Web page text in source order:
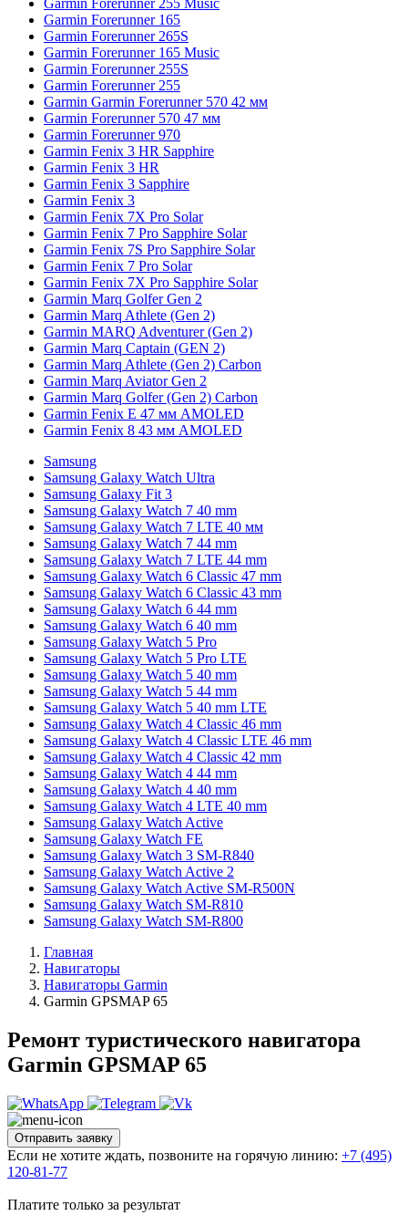
Garmin Forerunner 255 Music
Garmin Forerunner 165
Garmin Forerunner 265S
Garmin Forerunner 165 Music
Garmin Forerunner 255S
Garmin Forerunner 255
Garmin Garmin Forerunner 570 42 мм
Garmin Forerunner 570 47 мм
Garmin Forerunner 970
Garmin Fenix 3 HR Sapphire
Garmin Fenix 3 HR
Garmin Fenix 3 Sapphire
Garmin Fenix 3
Garmin Fenix 7X Pro Solar
Garmin Fenix 7 Pro Sapphire Solar
Garmin Fenix 7S Pro Sapphire Solar
Garmin Fenix 7 Pro Solar
Garmin Fenix 7X Pro Sapphire Solar
Garmin Marq Golfer Gen 2
Garmin Marq Athlete (Gen 2)
Garmin MARQ Adventurer (Gen 2)
Garmin Marq Captain (GEN 2)
Garmin Marq Athlete (Gen 2) Carbon
Garmin Marq Aviator Gen 2
Garmin Marq Golfer (Gen 2) Carbon
Garmin Fenix E 47 мм AMOLED
Garmin Fenix 8 43 мм AMOLED
Samsung
Samsung Galaxy Watch Ultra
Samsung Galaxy Fit 3
Samsung Galaxy Watch 7 40 mm
Samsung Galaxy Watch 7 LTE 40 мм
Samsung Galaxy Watch 7 44 mm
Samsung Galaxy Watch 7 LTE 44 mm
Samsung Galaxy Watch 6 Classic 47 mm
Samsung Galaxy Watch 6 Classic 43 mm
Samsung Galaxy Watch 6 44 mm
Samsung Galaxy Watch 6 40 mm
Samsung Galaxy Watch 5 Pro
Samsung Galaxy Watch 5 Pro LTE
Samsung Galaxy Watch 5 40 mm
Samsung Galaxy Watch 5 44 mm
Samsung Galaxy Watch 5 40 mm LTE
Samsung Galaxy Watch 4 Classic 46 mm
Samsung Galaxy Watch 4 Classic LTE 46 mm
Samsung Galaxy Watch 4 Classic 42 mm
Samsung Galaxy Watch 4 44 mm
Samsung Galaxy Watch 4 40 mm
Samsung Galaxy Watch 4 LTE 40 mm
Samsung Galaxy Watch Active
Samsung Galaxy Watch FE
Samsung Galaxy Watch 3 SM-R840
Samsung Galaxy Watch Active 2
Samsung Galaxy Watch Active SM-R500N
Samsung Galaxy Watch SM-R810
Samsung Galaxy Watch SM-R800
Главная
Навигаторы
Навигаторы Garmin
Garmin GPSMAP 65
Ремонт туристического навигатора
Garmin GPSMAP 65
Отправить заявку
Если не хотите ждать, позвоните на горячую линию: +7 (495)
120-81-77
Платите только за результат